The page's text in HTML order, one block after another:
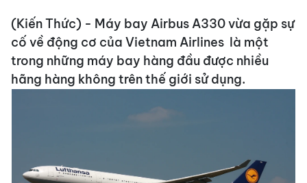
(Kiến Thức) - Máy bay Airbus A330 vừa gặp sự
cố về động cơ của Vietnam Airlines là một
trong những máy bay hàng đầu được nhiều
hãng hàng không trên thế giới sử dụng.